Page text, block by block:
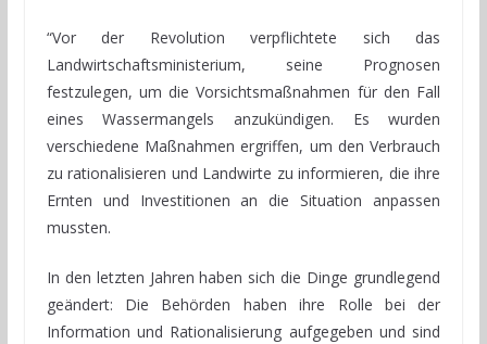
“Vor der Revolution verpflichtete sich das
Landwirtschaftsministerium, seine Prognosen
festzulegen, um die Vorsichtsmaßnahmen für den Fall
eines Wassermangels anzukündigen. Es wurden
verschiedene Maßnahmen ergriffen, um den Verbrauch
zu rationalisieren und Landwirte zu informieren, die ihre
Ernten und Investitionen an die Situation anpassen
mussten.
In den letzten Jahren haben sich die Dinge grundlegend
geändert: Die Behörden haben ihre Rolle bei der
Information und Rationalisierung aufgegeben und sind